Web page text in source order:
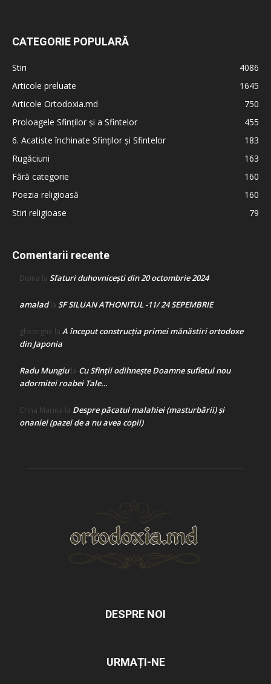
CATEGORIE POPULARĂ
Stiri
4086
Articole preluate
1645
Articole Ortodoxia.md
750
Proloagele Sfinților și a Sfintelor
455
6. Acatiste închinate Sfinților și Sfintelor
183
Rugăciuni
163
Fără categorie
160
Poezia religioasă
160
Stiri religioase
79
Comentarii recente
Doina la Sfaturi duhovnicești din 20 octombrie 2024
amaladla SF SILUAN ATHONITUL -11/ 24 SEPEMBRIE
gheorghe la A început construcţia primei mănăstiri ortodoxe
din Japonia
Radu Mungiula Cu Sfinții odihnește Doamne sufletul nou
adormitei roabei Tale…
Crina Marina la Despre păcatul malahiei (masturbării) şi
onaniei (pazei de a nu avea copii)
DESPRE NOI
URMAȚI-NE